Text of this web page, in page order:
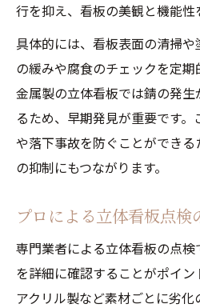
行を抑え、看板の美観と機能性
具体的には、看板表面の清掃
の緩みや腐食のチェックを定期
金属製の立体看板では錆の発
るため、早期発見が重要です
や落下事故を防ぐことができ
の抑制にもつながります。
プロによる立体看板点検
専門業者による立体看板の点
を詳細に確認することがポイン
アクリル製など素材ごとに劣